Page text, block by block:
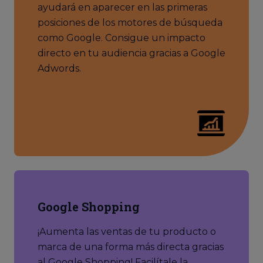
ayudará en aparecer en las primeras
posiciones de los motores de búsqueda
como Google. Consigue un impacto
directo en tu audiencia gracias a Google
Adwords.
Google Shopping
¡Aumenta las ventas de tu producto o
marca de una forma más directa gracias